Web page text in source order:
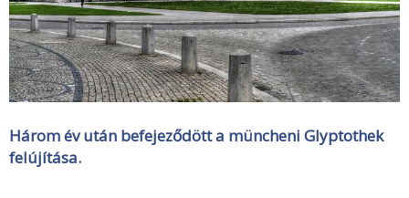
Három év után befejeződött a müncheni Glyptothek
felújítása.